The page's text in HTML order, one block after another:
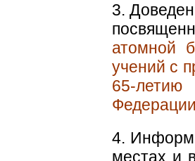
3.
атомной
учений с
65-
4.
местах и